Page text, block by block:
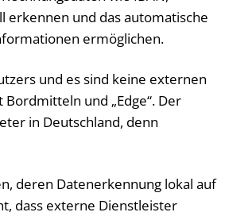
erkennen und das automatische
ermöglichen.
und es sind keine externen
und „Edge“. Der
in Deutschland, denn
deren Datenerkennung lokal auf
dass externe Dienstleister